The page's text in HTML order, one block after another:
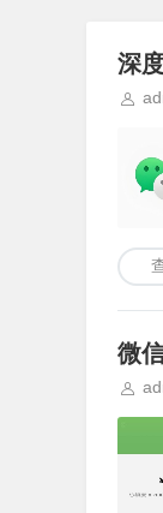
深
微